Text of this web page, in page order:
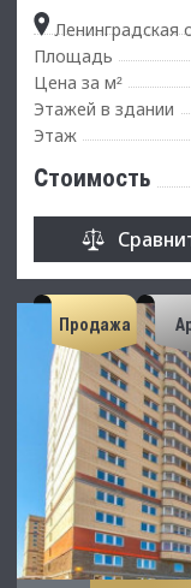
Ленинградская
Площадь
Цена за м²
Этажей в здании
Этаж
Стоимость
Продажа